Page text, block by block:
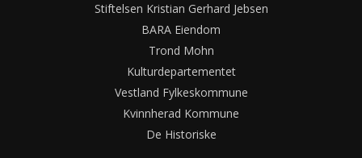
Stiftelsen Kristian Gerhard Jebsen
BARA Eiendom
Trond Mohn
Kulturdepartementet
Vestland Fylkeskommune
Kvinnherad Kommune
De Historiske